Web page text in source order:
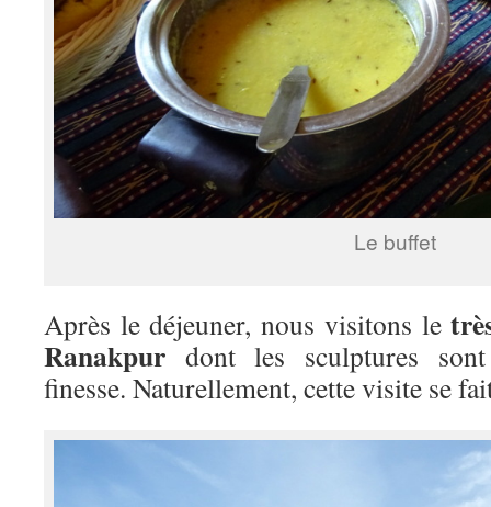
Le buffet
Après le déjeuner, nous visitons le
Ranakpur dont les sculptures
finesse. Naturellement, cette visite se